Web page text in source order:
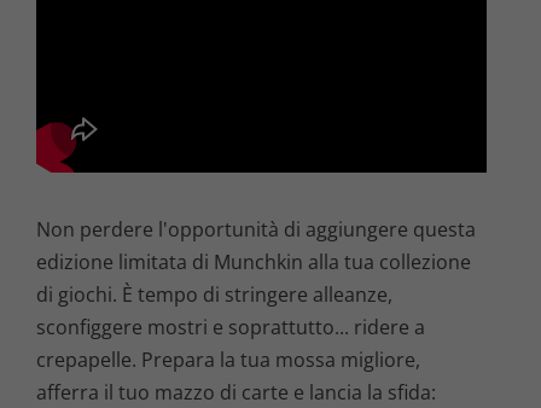
Non perdere l'opportunità di aggiungere questa
edizione limitata di Munchkin alla tua collezione
di giochi. È tempo di stringere alleanze,
sconfiggere mostri e soprattutto... ridere a
crepapelle. Prepara la tua mossa migliore,
afferra il tuo mazzo di carte e lancia la sfida: